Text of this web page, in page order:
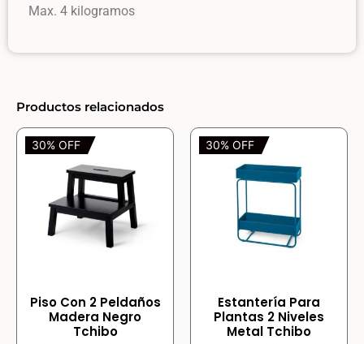
Max. 4 kilogramos
Productos relacionados
30% OFF
Piso Con 2 Peldaños
Madera Negro
Tchibo
30% OFF
Estantería Para
Plantas 2 Niveles
Metal Tchibo